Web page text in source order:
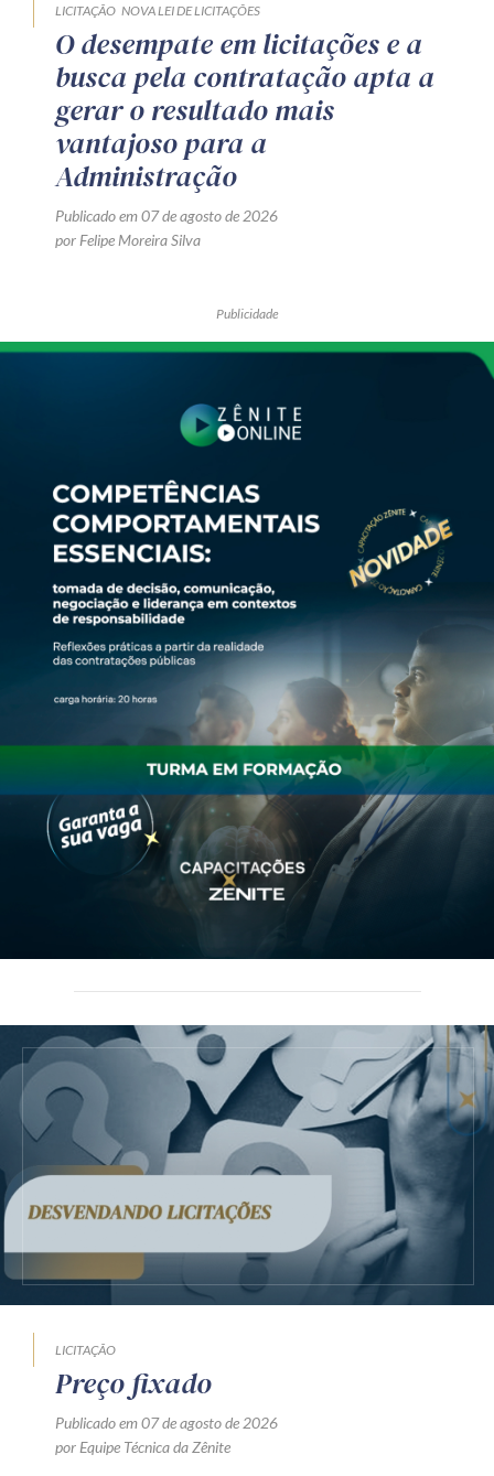
LICITAÇÃO NOVA LEI DE LICITAÇÕES
O desempate em licitações e a
busca pela contratação apta a
gerar o resultado mais
vantajoso para a
Administração
Publicado em 07 de agosto de 2026
por Felipe Moreira Silva
Publicidade
LICITAÇÃO
Preço fixado
Publicado em 07 de agosto de 2026
por Equipe Técnica da Zênite